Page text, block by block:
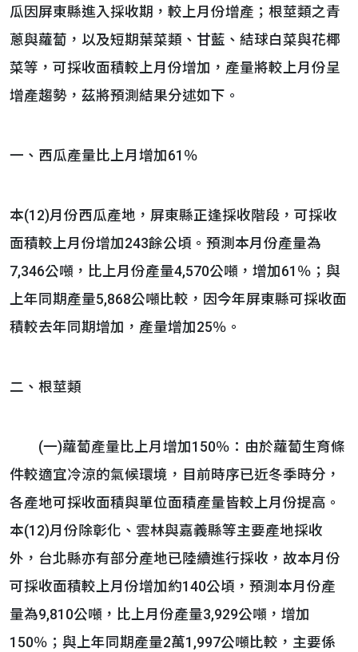
瓜因屏東縣進入採收期，較上月份增產；根莖類之青
蔥與蘿蔔，以及短期葉菜類、甘藍、結球白菜與花椰
菜等，可採收面積較上月份增加，產量將較上月份呈
增產趨勢，茲將預測結果分述如下。
一、西瓜產量比上月增加61％
本(12)月份西瓜產地，屏東縣正逢採收階段，可採收
面積較上月份增加243餘公頃。預測本月份產量為
7,346公噸，比上月份產量4,570公噸，增加61％；與
上年同期產量5,868公噸比較，因今年屏東縣可採收面
積較去年同期增加，產量增加25％。
二、根莖類
(一)蘿蔔產量比上月增加150％：由於蘿蔔生育條
件較適宜冷涼的氣候環境，目前時序已近冬季時分，
各產地可採收面積與單位面積產量皆較上月份提高。
本(12)月份除彰化、雲林與嘉義縣等主要產地採收
外，台北縣亦有部分產地已陸續進行採收，故本月份
可採收面積較上月份增加約140公頃，預測本月份產
量為9,810公噸，比上月份產量3,929公噸，增加
150％；與上年同期產量2萬1,997公噸比較，主要係